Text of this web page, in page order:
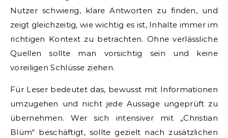
Nutzer schwierig, klare Antworten zu finden, und
zeigt gleichzeitig, wie wichtig es ist, Inhalte immer im
richtigen Kontext zu betrachten. Ohne verlässliche
Quellen sollte man vorsichtig sein und keine
voreiligen Schlüsse ziehen.
Für Leser bedeutet das, bewusst mit Informationen
umzugehen und nicht jede Aussage ungeprüft zu
übernehmen. Wer sich intensiver mit „Christian
Blüm“ beschäftigt, sollte gezielt nach zusätzlichen